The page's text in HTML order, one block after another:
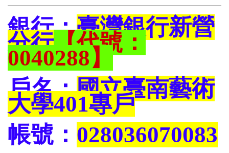
銀行：臺灣銀行新營
分行 【代號：
0040288】
戶名：國立臺南藝術
大學401專戶
帳號： 028036070083